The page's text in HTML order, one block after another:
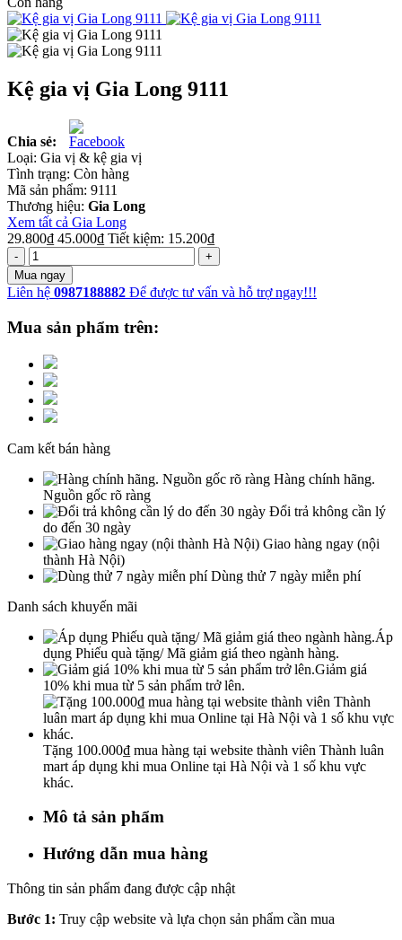
Kệ gia vị Gia Long 9111
Chia sẻ:
Loại: Gia vị & kệ gia vị
Tình trạng: Còn hàng
Mã sản phẩm: 9111
Thương hiệu: Gia Long
Xem tất cả Gia Long
29.800₫ 45.000₫ Tiết kiệm: 15.200₫
-
+
Mua ngay
Liên hệ 0987188882 Để được tư vấn và hỗ trợ ngay!!!
Mua sản phẩm trên:
Cam kết bán hàng
Hàng chính hãng.
Nguồn gốc rõ ràng
Đổi trả không cần lý
do đến 30 ngày
Giao hàng ngay (nội
thành Hà Nội)
Dùng thử 7 ngày miễn phí
Danh sách khuyến mãi
Áp
dụng Phiếu quà tặng/ Mã giảm giá theo ngành hàng.
Giảm giá
10% khi mua từ 5 sản phẩm trở lên.
Tặng 100.000₫ mua hàng tại website thành viên Thành luân
mart áp dụng khi mua Online tại Hà Nội và 1 số khu vực
khác.
Mô tả sản phẩm
Hướng dẫn mua hàng
Thông tin sản phẩm đang được cập nhật
Bước 1: Truy cập website và lựa chọn sản phẩm cần mua